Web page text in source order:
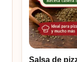
Salsa de